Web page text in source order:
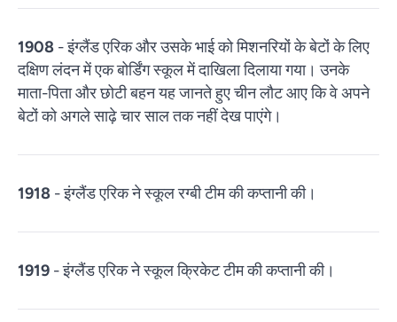
1908 - इंग्लैंड एरिक और उसके भाई को मिशनरियों के बेटों के लिए
दक्षिण लंदन में एक बोर्डिंग स्कूल में दाखिला दिलाया गया। उनके
माता-पिता और छोटी बहन यह जानते हुए चीन लौट आए कि वे अपने
बेटों को अगले साढ़े चार साल तक नहीं देख पाएंगे।
1918 - इंग्लैंड एरिक ने स्कूल रग्बी टीम की कप्तानी की।
1919 - इंग्लैंड एरिक ने स्कूल क्रिकेट टीम की कप्तानी की।